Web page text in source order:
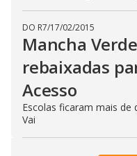
DO R7/17/02/2015
Mancha
rebaixadas
Acesso
Escolas ficaram mais de
Vai